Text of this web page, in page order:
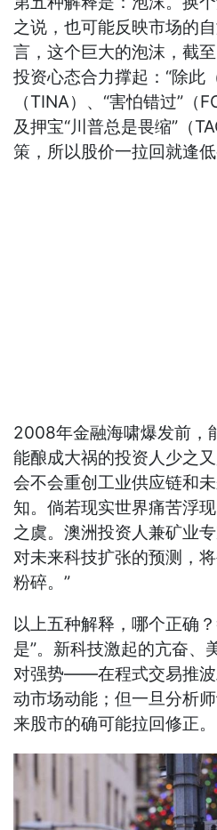
之说，也可能反映市场的
言，这个巨大的泡沫，截
投资心态合力撑起：“除此
（TINA）、“害怕错过”（
及押宝“川普总是畏缩”（
策，所以股价一拉回就逢低
2008年金融海啸爆发前，
能酿成大祸的投资人少之
会不会重创工业供应链和
知。倘若现实世界痛苦浮
之虞。澳洲投资人兼矿业
对未来科技扩张的预测，
粉碎。”
以上五种解释，哪个正确
是”。新科技激起的亢奋、
对强势——在程式交易推
动市场动能；但一旦分析
来股市的确可能拉回修正。